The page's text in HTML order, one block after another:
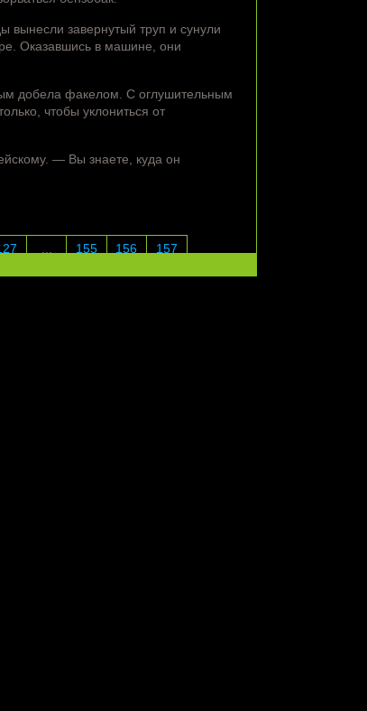
вынесли завернутый труп и сунули
Оказавшись в машине, они
добела факелом. С оглушительным
чтобы уклониться от
— Вы знаете, куда он
155 156 157